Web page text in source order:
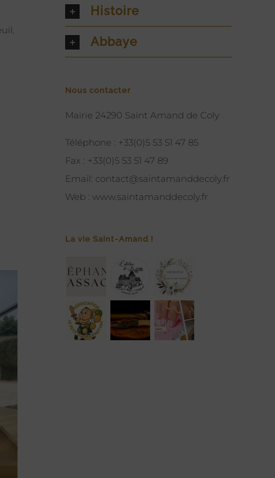
Histoire
Abbaye
Nous contacter
Mairie 24290 Saint Amand de Coly
Téléphone : +33(0)5 53 51 47 85
Fax : +33(0)5 53 51 47 89
Email: contact@saintamanddecoly.fr
Web : www.saintamanddecoly.fr
La vie Saint-Amand !